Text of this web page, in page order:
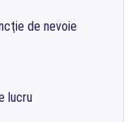
de nevoie
lucru